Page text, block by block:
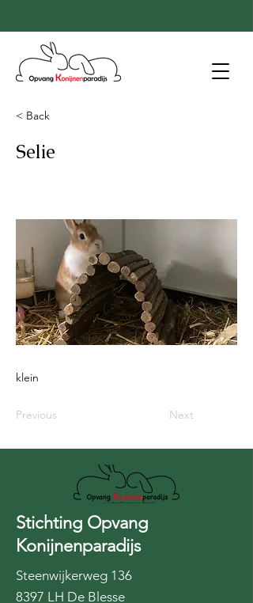
< Back
Selie
klein
Previous Next
Stichting Opvang
Konijnenparadijs
Steenwijkerweg 136
8397 LH De Blesse